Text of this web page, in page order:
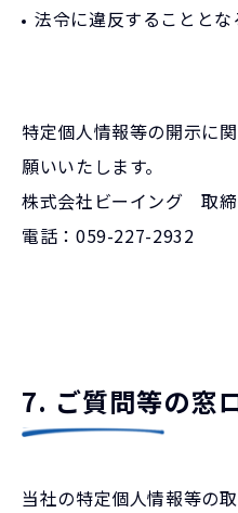
法令に違反することとな
特定個人情報等の開示に
願いいたします。
株式会社ビーイング 取
電話：059-227-2932
7. ご質問等の窓
当社の特定個人情報等の